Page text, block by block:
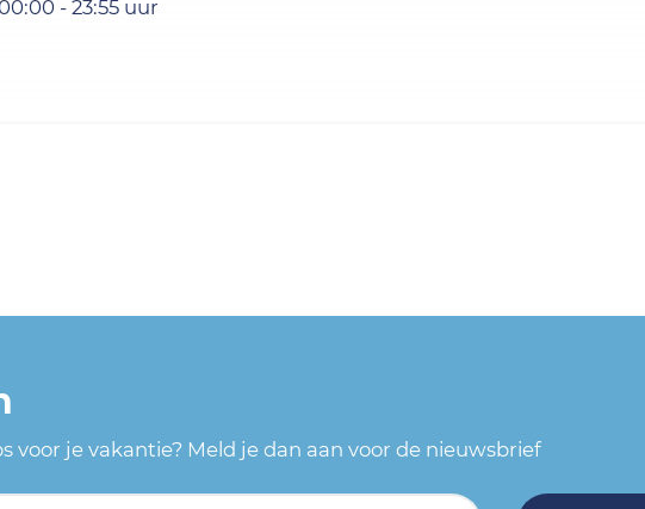
00:00 -23:55 uur
voor je vakantie? Meld je dan aan voor de nieuwsbrief